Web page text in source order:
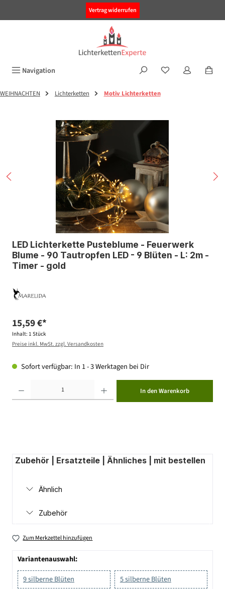
Vertrag widerrufen
Navigation
WEIHNACHTEN Lichterketten Motiv Lichterketten
Bildergalerie überspringen
LED Lichterkette Pusteblume - Feuerwerk
Blume - 90 Tautropfen LED - 9 Blüten - L: 2m -
Timer - gold
15,59 €*
Inhalt: 1 Stück
Preise inkl. MwSt. zzgl. Versandkosten
Sofort verfügbar: In 1 - 3 Werktagen bei Dir
In den Warenkorb
Zubehör | Ersatzteile | Ähnliches | mit bestellen
Ähnlich
Zubehör
Zum Merkzettel hinzufügen
Variantenauswahl:
9 silberne Blüten
5 silberne Blüten